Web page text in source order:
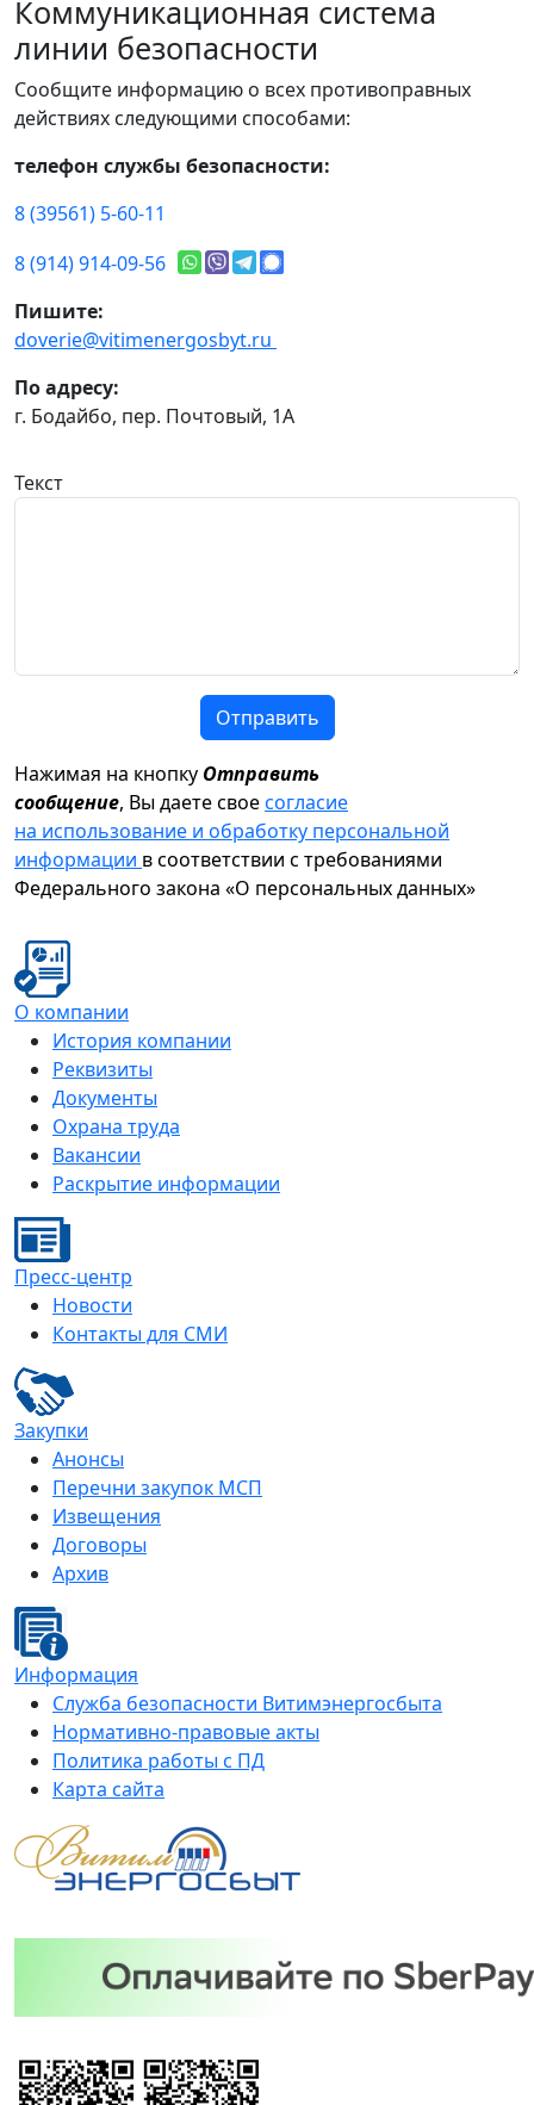
Коммуникационная система
линии безопасности
Сообщите информацию о всех противоправных
действиях следующими способами:
телефон службы безопасности:
8 (39561) 5-60-11
8 (914) 914-09-56
Пишите:
doverie@vitimenergosbyt.ru
По адресу:
г. Бодайбо, пер. Почтовый, 1А
Текст
Отправить
Нажимая на кнопку Отправить
сообщение, Вы даете своесогласие
на использование и обработку персональной
информации в соответствии с требованиями
Федерального закона «О персональных данных»
О компании
История компании
Реквизиты
Документы
Охрана труда
Вакансии
Раскрытие информации
Пресс-центр
Новости
Контакты для СМИ
Закупки
Анонсы
Перечни закупок МСП
Извещения
Договоры
Архив
Информация
Служба безопасности Витимэнергосбыта
Нормативно-правовые акты
Политика работы с ПД
Карта сайта